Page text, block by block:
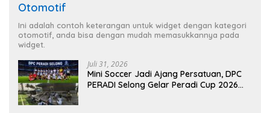
Otomotif
Ini adalah contoh keterangan untuk widget dengan kategori
otomotif, anda bisa dengan mudah memasukkannya pada
widget.
Juli 31, 2026
Mini Soccer Jadi Ajang Persatuan, DPC
PERADI Selong Gelar Peradi Cup 2026